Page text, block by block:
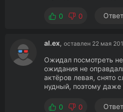
0 0
al.ex, оставлен 22 мая
Ожидал посмотреть
ожидания не
актёров левая, снято
нудный, поэтому даже
0 0